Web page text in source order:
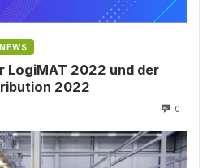
LogiMAT 2022 und der
2022
0